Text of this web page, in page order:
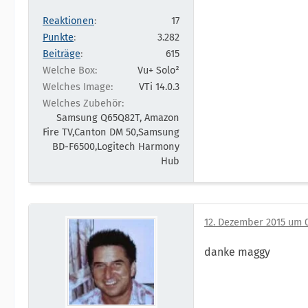
Reaktionen
17
Punkte
3.282
Beiträge
615
Welche Box
Vu+ Solo²
Welches Image
VTi 14.0.3
Welches Zubehör
Samsung Q65Q82T, Amazon
Fire TV,Canton DM 50,Samsung
BD-F6500,Logitech Harmony
Hub
12. Dezember 2015 um
danke maggy